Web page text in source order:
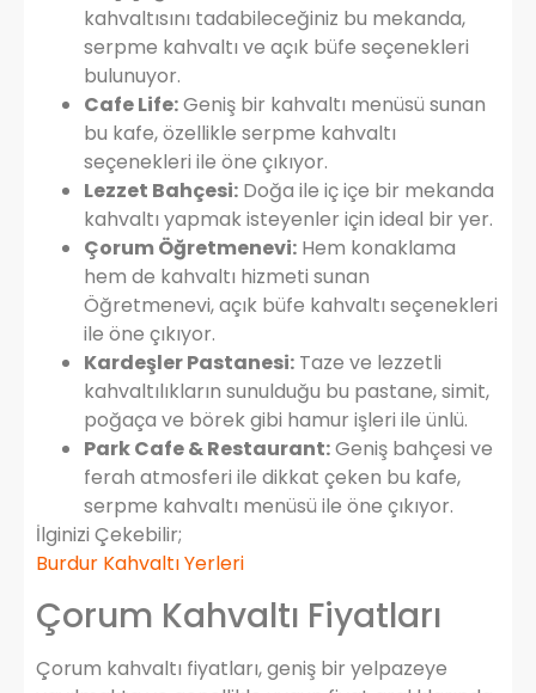
kahvaltısını tadabileceğiniz bu mekanda,
serpme kahvaltı ve açık büfe seçenekleri
bulunuyor.
Cafe Life:Geniş bir kahvaltı menüsü sunan
bu kafe, özellikle serpme kahvaltı
seçenekleri ile öne çıkıyor.
Lezzet Bahçesi: Doğa ile iç içe bir mekanda
kahvaltı yapmak isteyenler için ideal bir yer.
Çorum Öğretmenevi: Hem konaklama
hem de kahvaltı hizmeti sunan
Öğretmenevi, açık büfe kahvaltı seçenekleri
ile öne çıkıyor.
Kardeşler Pastanesi: Taze ve lezzetli
kahvaltılıkların sunulduğu bu pastane, simit,
poğaça ve börek gibi hamur işleri ile ünlü.
Park Cafe & Restaurant:Geniş bahçesi ve
ferah atmosferi ile dikkat çeken bu kafe,
serpme kahvaltı menüsü ile öne çıkıyor.
İlginizi Çekebilir;
Burdur Kahvaltı Yerleri
Çorum Kahvaltı Fiyatları
Çorum kahvaltı fiyatları, geniş bir yelpazeye